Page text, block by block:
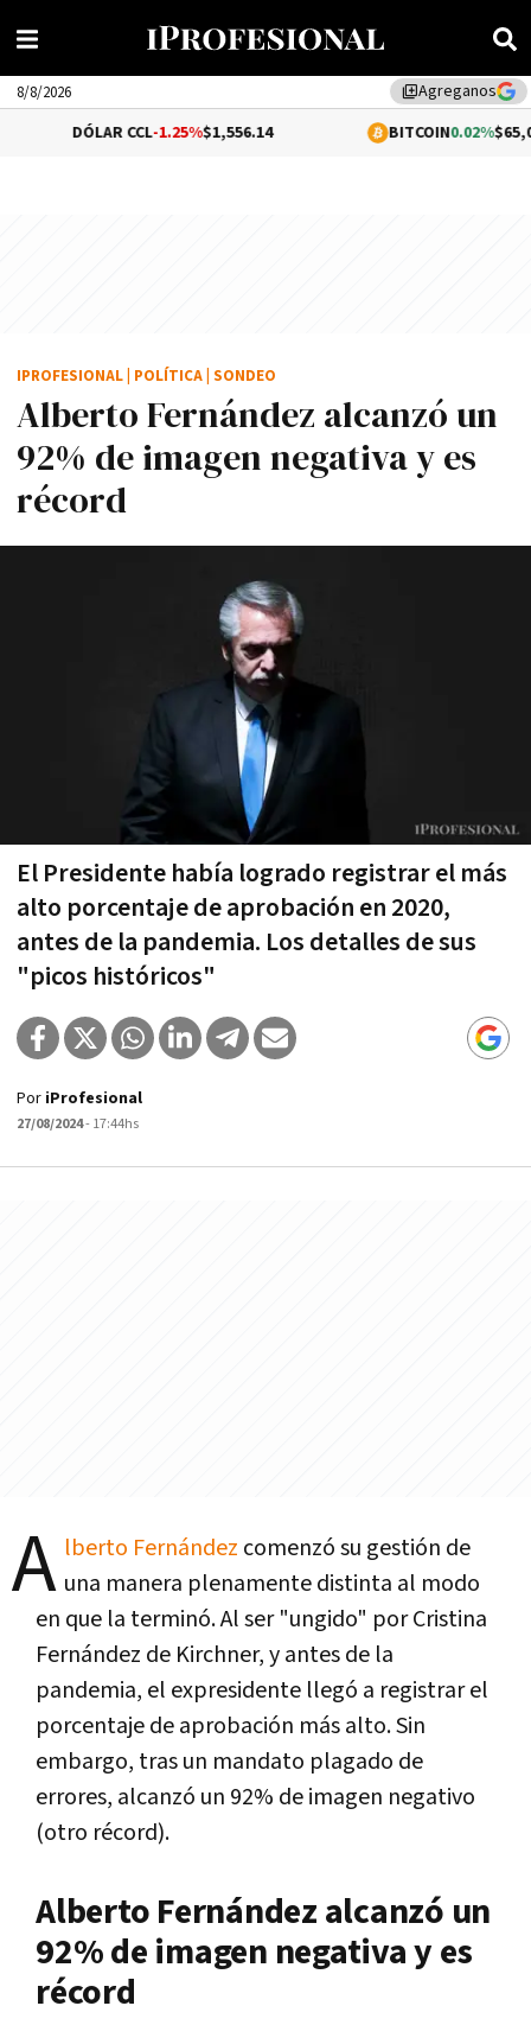
library_addAgreganos
8/8/2026
-1.25%$1,556.14 0.02%$65,015.61
Alberto Fernández alcanzó un
92% de imagen negativa y es
récord
El Presidente había logrado registrar el más
alto porcentaje de aprobación en 2020,
antes de la pandemia. Los detalles de sus
"picos históricos"
IPROFESIONAL POLÍTICA SONDEO
Por iProfesional
27/08/2024- 17:44hs
A lberto Fernández comenzó su gestión de
una manera plenamente distinta al modo
en que la terminó. Al ser "ungido" por Cristina
Fernández de Kirchner, y antes de la
pandemia, el expresidente llegó a registrar el
porcentaje de aprobación más alto. Sin
embargo, tras un mandato plagado de
errores, alcanzó un 92% de imagen negativo
(otro récord).
Alberto Fernández alcanzó un
92% de imagen negativa y es
récord